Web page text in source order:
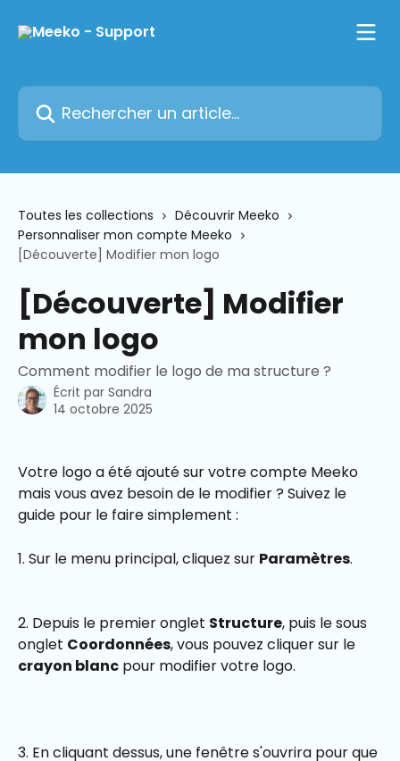
Rechercher un article...
Toutes les collections
Découvrir Meeko
Personnaliser mon compte Meeko
[Découverte] Modifier mon logo
[Découverte] Modifier
mon logo
Comment modifier le logo de ma structure ?
Écrit par Sandra
14 octobre 2025
Votre logo a été ajouté sur votre compte Meeko
mais vous avez besoin de le modifier ? Suivez le
guide pour le faire simplement :
1. Sur le menu principal, cliquez sur Paramètres.
2. Depuis le premier onglet Structure, puis le sous
onglet Coordonnées, vous pouvez cliquer sur le
crayon blanc pour modifier votre logo.
3. En cliquant dessus, une fenêtre s'ouvrira pour que